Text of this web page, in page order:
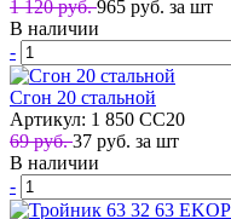
1 120 руб.965 руб. за шт
В наличии
-
Сгон 20 стальной
Артикул: 1 850 СС20
69 руб.37 руб. за шт
В наличии
-